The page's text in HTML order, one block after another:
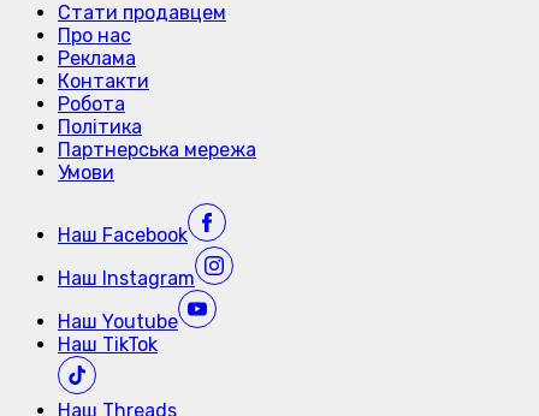
Стати продавцем
Про нас
Реклама
Контакти
Робота
Політика
Партнерська мережа
Умови
Наш Facebook
Наш Instagram
Наш Youtube
Наш TikTok
Наш Threads